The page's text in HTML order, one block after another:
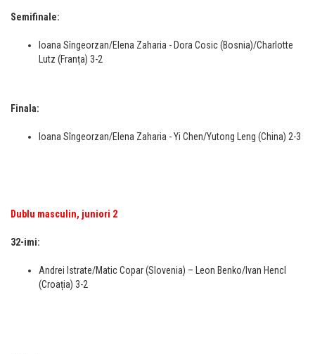
Semifinale:
Ioana Sîngeorzan/Elena Zaharia - Dora Cosic (Bosnia)/Charlotte
Lutz (Franța) 3-2
Finala:
Ioana Sîngeorzan/Elena Zaharia - Yi Chen/Yutong Leng (China) 2-3
Dublu masculin, juniori 2
32-imi:
Andrei Istrate/Matic Copar (Slovenia) – Leon Benko/Ivan Hencl
(Croația) 3-2